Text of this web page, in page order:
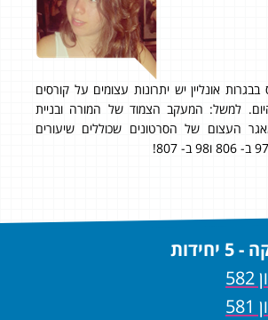
אונליין יש יתרונות עצומים על קורסים
למשל: המעקב הצמוד של המורה ובניית
העצום של הסרטונים שכוללים שיעורים